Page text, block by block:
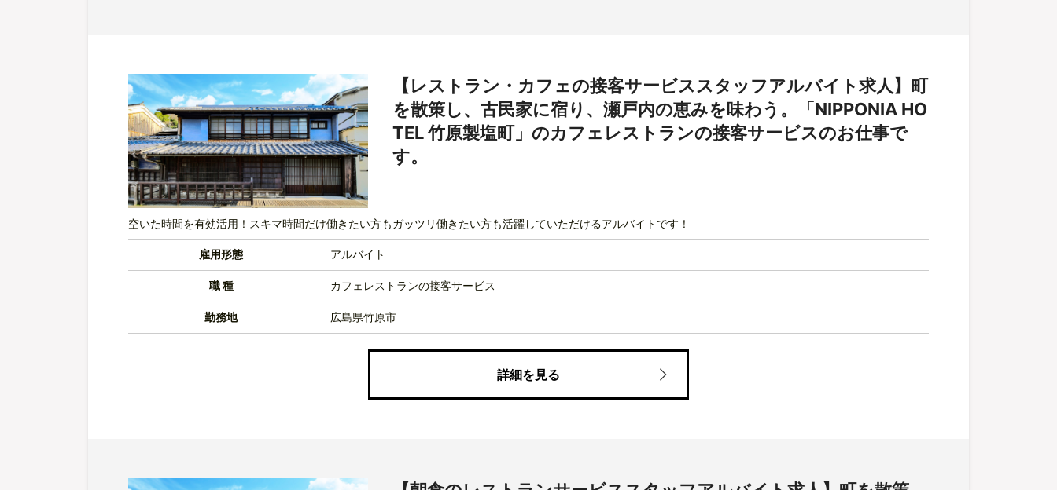
【レストラン・カフェの接客サービススタッフアルバイト求人】町
を散策し、古民家に宿り、瀬戸内の恵みを味わう。「NIPPONIA HO
TEL 竹原製塩町」のカフェレストランの接客サービスのお仕事で
す。
空いた時間を有効活用！スキマ時間だけ働きたい方もガッツリ働きたい方も活躍していただけるアルバイトです！
雇用形態 アルバイト
職 種 カフェレストランの接客サービス
勤務地 広島県竹原市
詳細を見る